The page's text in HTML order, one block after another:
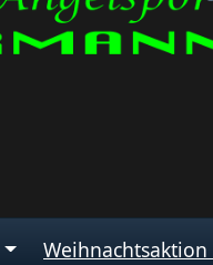
Weihnachtsaktion